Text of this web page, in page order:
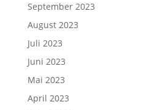
September 2023
August 2023
Juli 2023
Juni 2023
Mai 2023
April 2023